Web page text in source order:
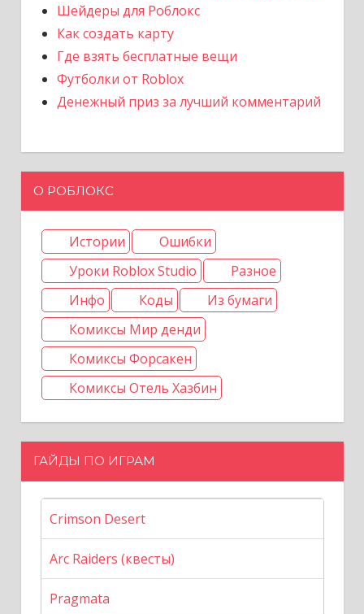
Шейдеры для Роблокс
Как создать карту
Где взять бесплатные вещи
Футболки от Roblox
Денежный приз за лучший комментарий
О РОБЛОКС
Истории
Ошибки
Уроки Roblox Studio
Разное
Инфо
Коды
Из бумаги
Комиксы Мир денди
Комиксы Форсакен
Комиксы Отель Хазбин
ГАЙДЫ ПО ИГРАМ
Crimson Desert
Arc Raiders (квесты)
Pragmata